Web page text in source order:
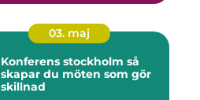
03. maj
Konferens stockholm så
skapar du möten som gör
skillnad